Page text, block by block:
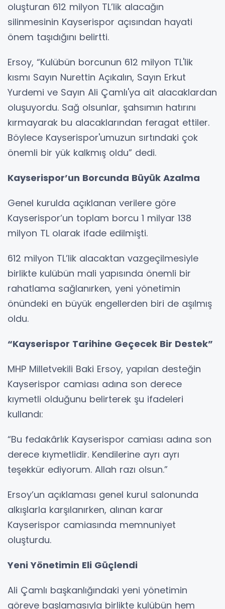
oluşturan 612 milyon TL’lik alacağın
silinmesinin Kayserispor açısından hayati
önem taşıdığını belirtti.
Ersoy, “Kulübün borcunun 612 milyon TL'lik
kısmı Sayın Nurettin Açıkalın, Sayın Erkut
Yurdemi ve Sayın Ali Çamlı'ya ait alacaklardan
oluşuyordu. Sağ olsunlar, şahsımın hatırını
kırmayarak bu alacaklarından feragat ettiler.
Böylece Kayserispor'umuzun sırtındaki çok
önemli bir yük kalkmış oldu” dedi.
Kayserispor’un Borcunda Büyük Azalma
Genel kurulda açıklanan verilere göre
Kayserispor’un toplam borcu 1 milyar 138
milyon TL olarak ifade edilmişti.
612 milyon TL’lik alacaktan vazgeçilmesiyle
birlikte kulübün mali yapısında önemli bir
rahatlama sağlanırken, yeni yönetimin
önündeki en büyük engellerden biri de aşılmış
oldu.
“Kayserispor Tarihine Geçecek Bir Destek”
MHP Milletvekili Baki Ersoy, yapılan desteğin
Kayserispor camiası adına son derece
kıymetli olduğunu belirterek şu ifadeleri
kullandı:
“Bu fedakârlık Kayserispor camiası adına son
derece kıymetlidir. Kendilerine ayrı ayrı
teşekkür ediyorum. Allah razı olsun.”
Ersoy’un açıklaması genel kurul salonunda
alkışlarla karşılanırken, alınan karar
Kayserispor camiasında memnuniyet
oluşturdu.
Yeni Yönetimin Eli Güçlendi
Ali Çamlı başkanlığındaki yeni yönetimin
göreve başlamasıyla birlikte kulübün hem